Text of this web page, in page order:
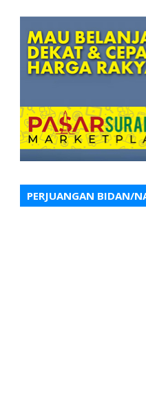
PERJUANGAN BIDAN/